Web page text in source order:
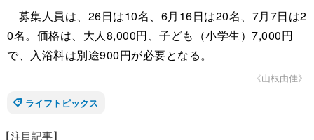
募集人員は、26日は10名、6月16日は20名、7月7日は2
0名。価格は、大人8,000円、子ども（小学生）7,000円
で、入浴料は別途900円が必要となる。
《山根由佳》
ライフトピックス
【注目記事】